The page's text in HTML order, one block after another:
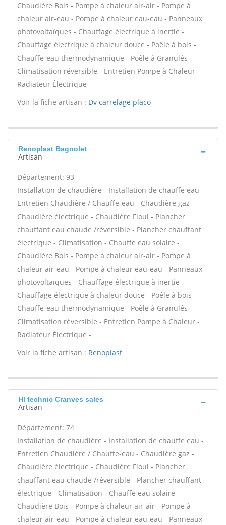
Chaudière Bois - Pompe à chaleur air-air - Pompe à
chaleur air-eau - Pompe à chaleur eau-eau - Panneaux
photovoltaïques - Chauffage électrique à inertie -
Chauffage électrique à chaleur douce - Poêle à bois -
Chauffe-eau thermodynamique - Poêle à Granulés -
Climatisation réversible - Entretien Pompe à Chaleur -
Radiateur Électrique -
Voir la fiche artisan : Dv carrelage placo
Renoplast Bagnolet
Artisan
Département: 93
Installation de chaudière - Installation de chauffe eau -
Entretien Chaudière / Chauffe-eau - Chaudière gaz -
Chaudière électrique - Chaudière Fioul - Plancher
chauffant eau chaude /réversible - Plancher chauffant
électrique - Climatisation - Chauffe eau solaire -
Chaudière Bois - Pompe à chaleur air-air - Pompe à
chaleur air-eau - Pompe à chaleur eau-eau - Panneaux
photovoltaïques - Chauffage électrique à inertie -
Chauffage électrique à chaleur douce - Poêle à bois -
Chauffe-eau thermodynamique - Poêle à Granulés -
Climatisation réversible - Entretien Pompe à Chaleur -
Radiateur Électrique -
Voir la fiche artisan : Renoplast
Hl technic Cranves sales
Artisan
Département: 74
Installation de chaudière - Installation de chauffe eau -
Entretien Chaudière / Chauffe-eau - Chaudière gaz -
Chaudière électrique - Chaudière Fioul - Plancher
chauffant eau chaude /réversible - Plancher chauffant
électrique - Climatisation - Chauffe eau solaire -
Chaudière Bois - Pompe à chaleur air-air - Pompe à
chaleur air-eau - Pompe à chaleur eau-eau - Panneaux